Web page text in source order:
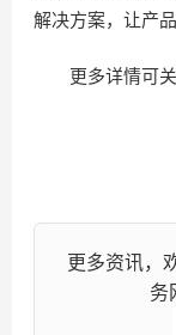
解决方案，让产
更多详情可关
更多资讯，
务